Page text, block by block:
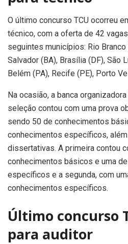
O último concurso TCU ocorreu
técnico, com a oferta de 42
seguintes municípios: Rio Branco
Salvador (BA), Brasília (DF), São
Belém (PA), Recife (PE), Porto
Na ocasião, a banca
seleção contou com uma prova
sendo 50 de conhecimentos
conhecimentos específicos,
dissertativas. A primeira contou
conhecimentos básicos e uma
específicos e a segunda, com
conhecimentos específicos.
Último concurso
para auditor